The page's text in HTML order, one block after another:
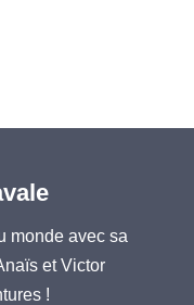
monde avec sa
et Victor
!